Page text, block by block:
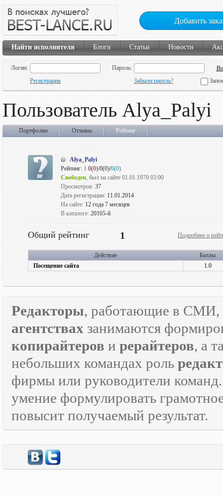
Добавить
Найти исполнителя Блоги Статьи Новости
Логин:
Пароль:
Регистрация
Забыли пароль?
Пользователь Alya_Palyi
Портфолио Отзывы Рейтинг
Alya_Palyi
Рейтинг: 1 0(0)/0(0)/0(0)
Свободен, был на сайте 01.01.1970 03:00
Просмотров: 37
Дата регистрации: 11.01.2014
На сайте: 12 года 7 месяцев
В каталоге: 20165-й
Общий рейтинг 1 Подробнее о
Действие
Баллы
Посещение сайта
1.0
Редакторы, работающие в СМИ,
агентствах занимаются
копирайтеров и рерайтеров, а
небольших командах роль
фирмы или руководители
умение формулировать
повысит получаемый результат.